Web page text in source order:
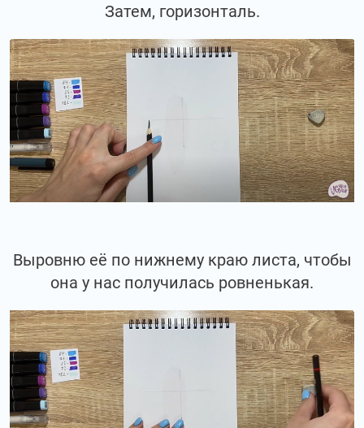
Затем, горизонталь.
Выровню её по нижнему краю листа, чтобы
она у нас получилась ровненькая.